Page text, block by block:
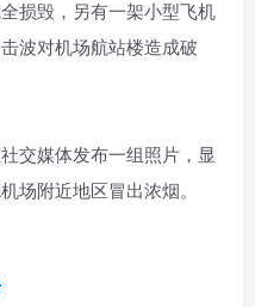
损毁，另有一架小型飞机
波对机场航站楼造成破
交媒体发布一组照片，显
场附近地区冒出浓烟。